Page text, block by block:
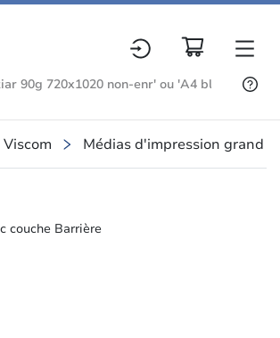
Viscom Médias d'impression grand